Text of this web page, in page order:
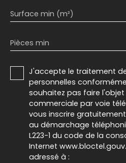
Surface min (m²)
Pièces min
J'accepte le traitement
personnelles
souhaitez pas faire
commerciale par voie
vous inscrire
au démarchage
L223-1 du code de la
Internet
adressé à :